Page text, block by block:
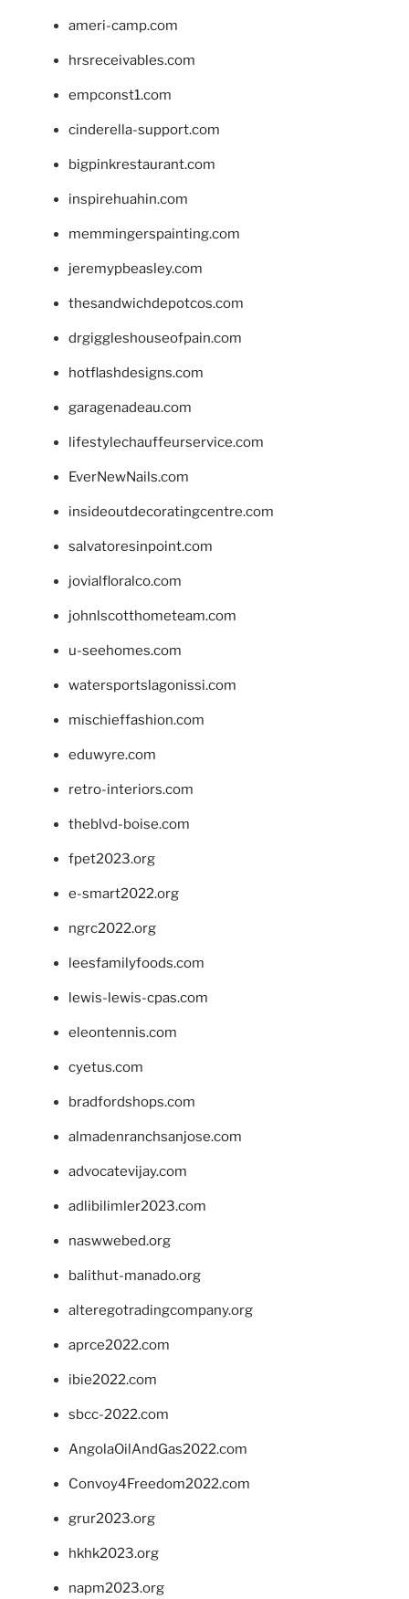
ameri-camp.com
hrsreceivables.com
empconst1.com
cinderella-support.com
bigpinkrestaurant.com
inspirehuahin.com
memmingerspainting.com
jeremypbeasley.com
thesandwichdepotcos.com
drgiggleshouseofpain.com
hotflashdesigns.com
garagenadeau.com
lifestylechauffeurservice.com
EverNewNails.com
insideoutdecoratingcentre.com
salvatoresinpoint.com
jovialfloralco.com
johnlscotthometeam.com
u-seehomes.com
watersportslagonissi.com
mischieffashion.com
eduwyre.com
retro-interiors.com
theblvd-boise.com
fpet2023.org
e-smart2022.org
ngrc2022.org
leesfamilyfoods.com
lewis-lewis-cpas.com
eleontennis.com
cyetus.com
bradfordshops.com
almadenranchsanjose.com
advocatevijay.com
adlibilimler2023.com
naswwebed.org
balithut-manado.org
alteregotradingcompany.org
aprce2022.com
ibie2022.com
sbcc-2022.com
AngolaOilAndGas2022.com
Convoy4Freedom2022.com
grur2023.org
hkhk2023.org
napm2023.org